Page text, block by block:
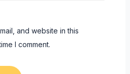
and website in this
I comment.